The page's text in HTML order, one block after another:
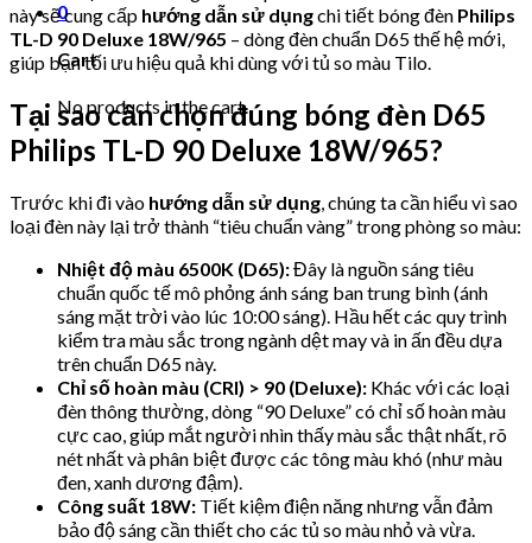
0
Cart
No products in the cart.
này sẽ cung cấp hướng dẫn sử dụngchi tiết bóng đèn Philips
TL-D 90 Deluxe 18W/965 – dòng đèn chuẩn D65 thế hệ mới,
giúp bạn tối ưu hiệu quả khi dùng với tủ so màu Tilo.
Tại sao cần chọn đúng bóng đèn D65
Philips TL-D 90 Deluxe 18W/965?
Trước khi đi vào hướng dẫn sử dụng, chúng ta cần hiểu vì sao
loại đèn này lại trở thành “tiêu chuẩn vàng” trong phòng so màu:
Nhiệt độ màu 6500K (D65):Đây là nguồn sáng tiêu
chuẩn quốc tế mô phỏng ánh sáng ban trung bình (ánh
sáng mặt trời vào lúc 10:00 sáng). Hầu hết các quy trình
kiểm tra màu sắc trong ngành dệt may và in ấn đều dựa
trên chuẩn D65 này.
Chỉ số hoàn màu (CRI) > 90 (Deluxe): Khác với các loại
đèn thông thường, dòng “90 Deluxe” có chỉ số hoàn màu
cực cao, giúp mắt người nhìn thấy màu sắc thật nhất, rõ
nét nhất và phân biệt được các tông màu khó (như màu
đen, xanh dương đậm).
Công suất 18W: Tiết kiệm điện năng nhưng vẫn đảm
bảo độ sáng cần thiết cho các tủ so màu nhỏ và vừa.